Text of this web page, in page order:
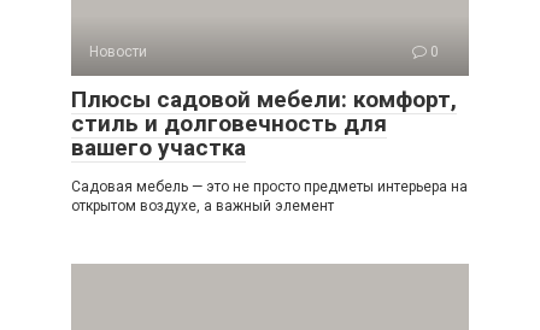
Новости 0
Плюсы садовой мебели: комфорт,
стиль и долговечность для
вашего участка
Садовая мебель — это не просто предметы интерьера на
открытом воздухе, а важный элемент